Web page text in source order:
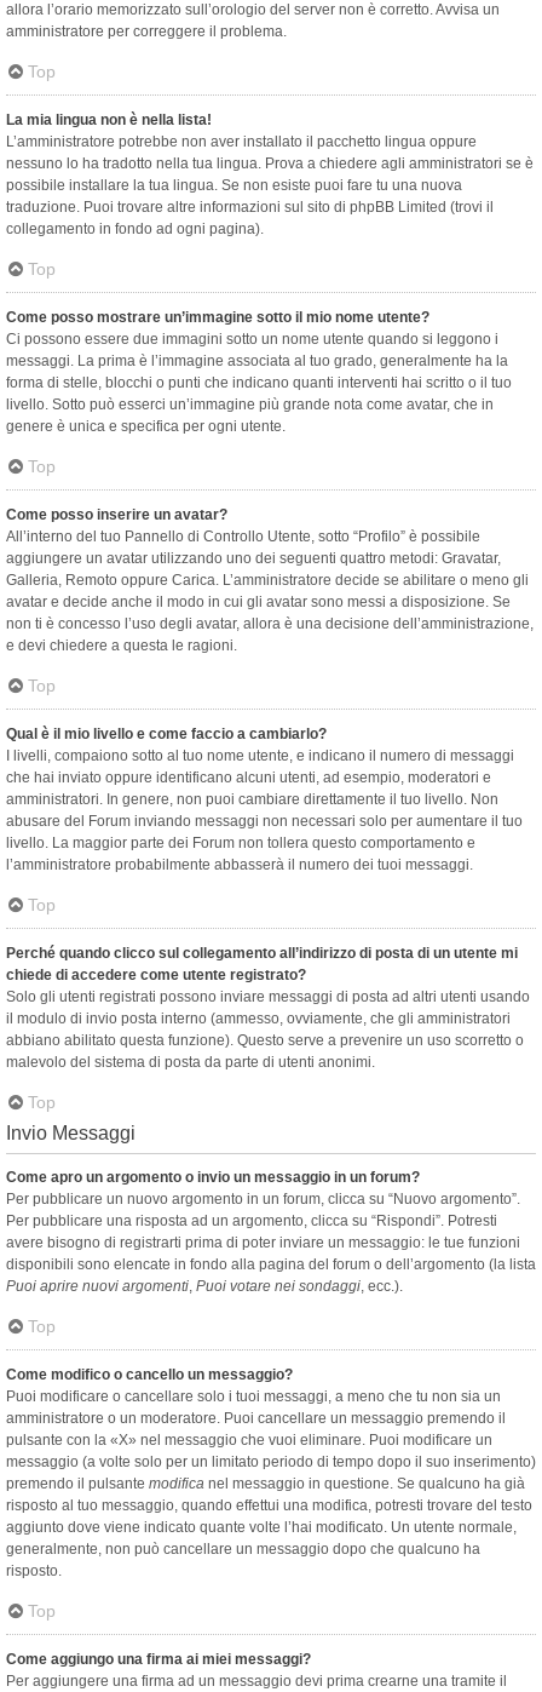
allora l’orario memorizzato sull’orologio del server non è corretto. Avvisa un
amministratore per correggere il problema.
Top
La mia lingua non è nella lista!
L’amministratore potrebbe non aver installato il pacchetto lingua oppure
nessuno lo ha tradotto nella tua lingua. Prova a chiedere agli amministratori se è
possibile installare la tua lingua. Se non esiste puoi fare tu una nuova
traduzione. Puoi trovare altre informazioni sul sito di phpBB Limited (trovi il
collegamento in fondo ad ogni pagina).
Top
Come posso mostrare un’immagine sotto il mio nome utente?
Ci possono essere due immagini sotto un nome utente quando si leggono i
messaggi. La prima è l’immagine associata al tuo grado, generalmente ha la
forma di stelle, blocchi o punti che indicano quanti interventi hai scritto o il tuo
livello. Sotto può esserci un’immagine più grande nota come avatar, che in
genere è unica e specifica per ogni utente.
Top
Come posso inserire un avatar?
All’interno del tuo Pannello di Controllo Utente, sotto “Profilo” è possibile
aggiungere un avatar utilizzando uno dei seguenti quattro metodi: Gravatar,
Galleria, Remoto oppure Carica. L’amministratore decide se abilitare o meno gli
avatar e decide anche il modo in cui gli avatar sono messi a disposizione. Se
non ti è concesso l’uso degli avatar, allora è una decisione dell’amministrazione,
e devi chiedere a questa le ragioni.
Top
Qual è il mio livello e come faccio a cambiarlo?
I livelli, compaiono sotto al tuo nome utente, e indicano il numero di messaggi
che hai inviato oppure identificano alcuni utenti, ad esempio, moderatori e
amministratori. In genere, non puoi cambiare direttamente il tuo livello. Non
abusare del Forum inviando messaggi non necessari solo per aumentare il tuo
livello. La maggior parte dei Forum non tollera questo comportamento e
l’amministratore probabilmente abbasserà il numero dei tuoi messaggi.
Top
Perché quando clicco sul collegamento all’indirizzo di posta di un utente mi
chiede di accedere come utente registrato?
Solo gli utenti registrati possono inviare messaggi di posta ad altri utenti usando
il modulo di invio posta interno (ammesso, ovviamente, che gli amministratori
abbiano abilitato questa funzione). Questo serve a prevenire un uso scorretto o
malevolo del sistema di posta da parte di utenti anonimi.
Top
Invio Messaggi
Come apro un argomento o invio un messaggio in un forum?
Per pubblicare un nuovo argomento in un forum, clicca su “Nuovo argomento”.
Per pubblicare una risposta ad un argomento, clicca su “Rispondi”. Potresti
avere bisogno di registrarti prima di poter inviare un messaggio: le tue funzioni
disponibili sono elencate in fondo alla pagina del forum o dell’argomento (la lista
Puoi aprire nuovi argomenti, Puoi votare nei sondaggi, ecc.).
Top
Come modifico o cancello un messaggio?
Puoi modificare o cancellare solo i tuoi messaggi, a meno che tu non sia un
amministratore o un moderatore. Puoi cancellare un messaggio premendo il
pulsante con la «X» nel messaggio che vuoi eliminare. Puoi modificare un
messaggio (a volte solo per un limitato periodo di tempo dopo il suo inserimento)
premendo il pulsante modifica nel messaggio in questione. Se qualcuno ha già
risposto al tuo messaggio, quando effettui una modifica, potresti trovare del testo
aggiunto dove viene indicato quante volte l’hai modificato. Un utente normale,
generalmente, non può cancellare un messaggio dopo che qualcuno ha
risposto.
Top
Come aggiungo una firma ai miei messaggi?
Per aggiungere una firma ad un messaggio devi prima crearne una tramite il